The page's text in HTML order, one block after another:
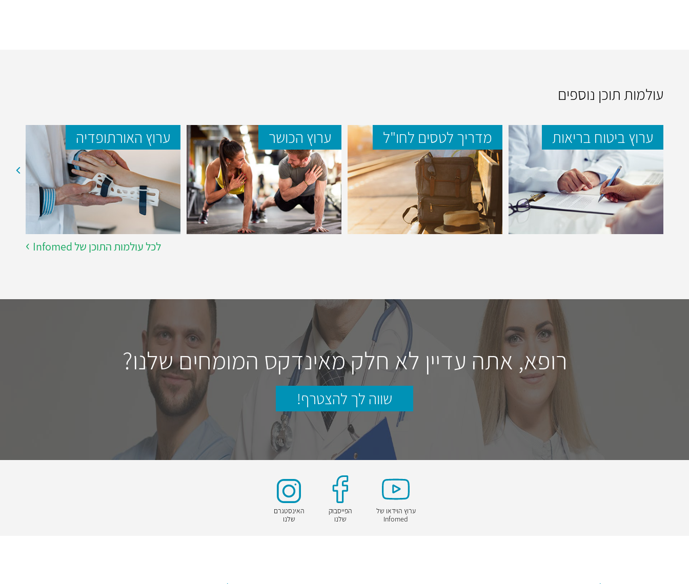
עולמות תוכן נוספים
ערוץ ביטוח בריאות מדריך לטסים לחו"ל ערוץ הכושר ערוץ האורתופדיה
לכל עולמות התוכן של Infomed
רופא, אתה עדיין לא חלק מאינדקס המומחים שלנו?
שווה לך להצטרף!
ערוץ הוידאו של
Infomed
הפייסבוק
שלנו
האינסטגרם
שלנו